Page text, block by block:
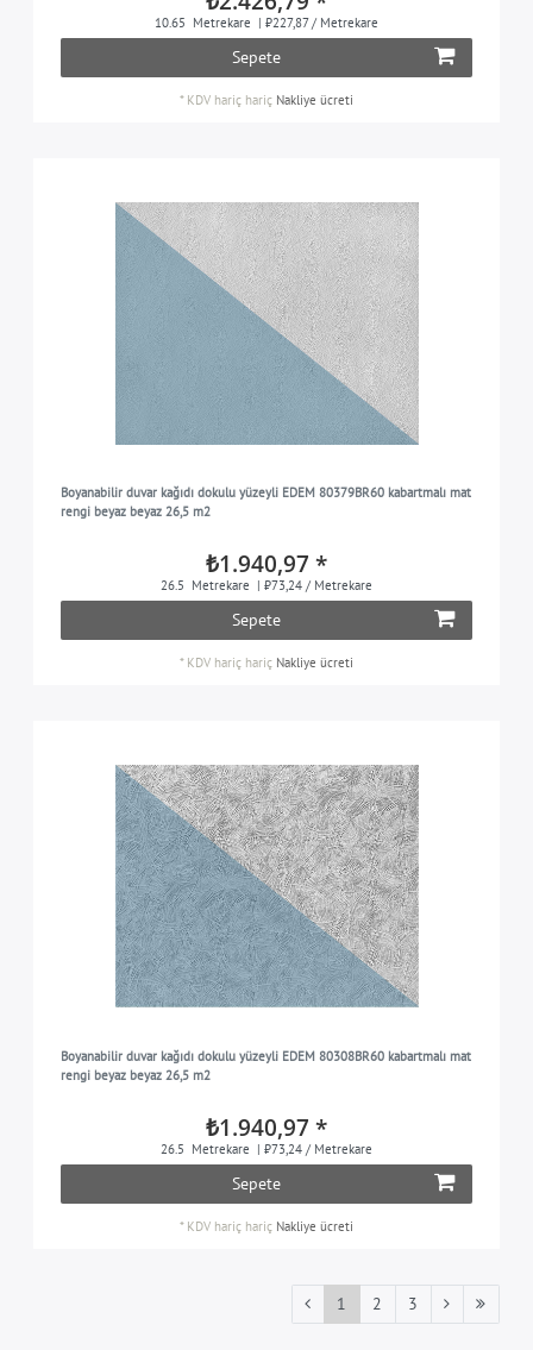
10.65 Metrekare | ₺227,87 / Metrekare
Sepete
* KDV hariç hariç Nakliye ücreti
Boyanabilir duvar kağıdı dokulu yüzeyli EDEM 80379BR60 kabartmalı mat
rengi beyaz beyaz 26,5 m2
₺1.940,97 *
26.5 Metrekare | ₺73,24 / Metrekare
Sepete
* KDV hariç hariç Nakliye ücreti
Boyanabilir duvar kağıdı dokulu yüzeyli EDEM 80308BR60 kabartmalı mat
rengi beyaz beyaz 26,5 m2
₺1.940,97 *
26.5 Metrekare | ₺73,24 / Metrekare
Sepete
* KDV hariç hariç Nakliye ücreti
1 2 3